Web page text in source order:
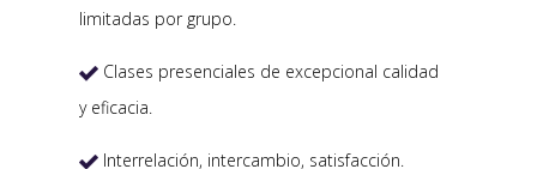
limitadas por grupo.
 Clases presenciales de excepcional calidad
y eficacia.
 Interrelación, intercambio, satisfacción.